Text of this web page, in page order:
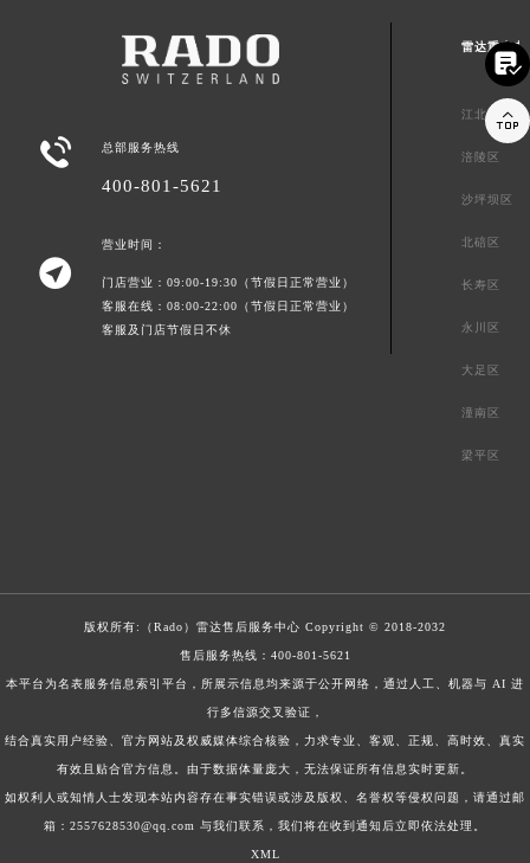
 总部服务热线
400-801-5621

营业时间：
门店营业：09:00-19:30（节假日正常营业）
客服在线：08:00-22:00（节假日正常营业）
客服及门店节假日不休
雷达重庆市
江北区
涪陵区
沙坪坝区
北碚区
长寿区
永川区
大足区
潼南区
梁平区
版权所有:（Rado） 雷达售后服务中心 Copyright © 2018-2032
售后服务热线： 400-801-5621
本平台为名表服务信息索引平台，所展示信息均来源于公开网络，通过人工、机器与 AI 进
行多信源交叉验证，
结合真实用户经验、官方网站及权威媒体综合核验，力求专业、客观、正规、高时效、真实
有效且贴合官方信息。由于数据体量庞大，无法保证所有信息实时更新。
如权利人或知情人士发现本站内容存在事实错误或涉及版权、名誉权等侵权问题，请通过邮
箱：2557628530@qq.com 与我们联系，我们将在收到通知后立即依法处理。
XML

